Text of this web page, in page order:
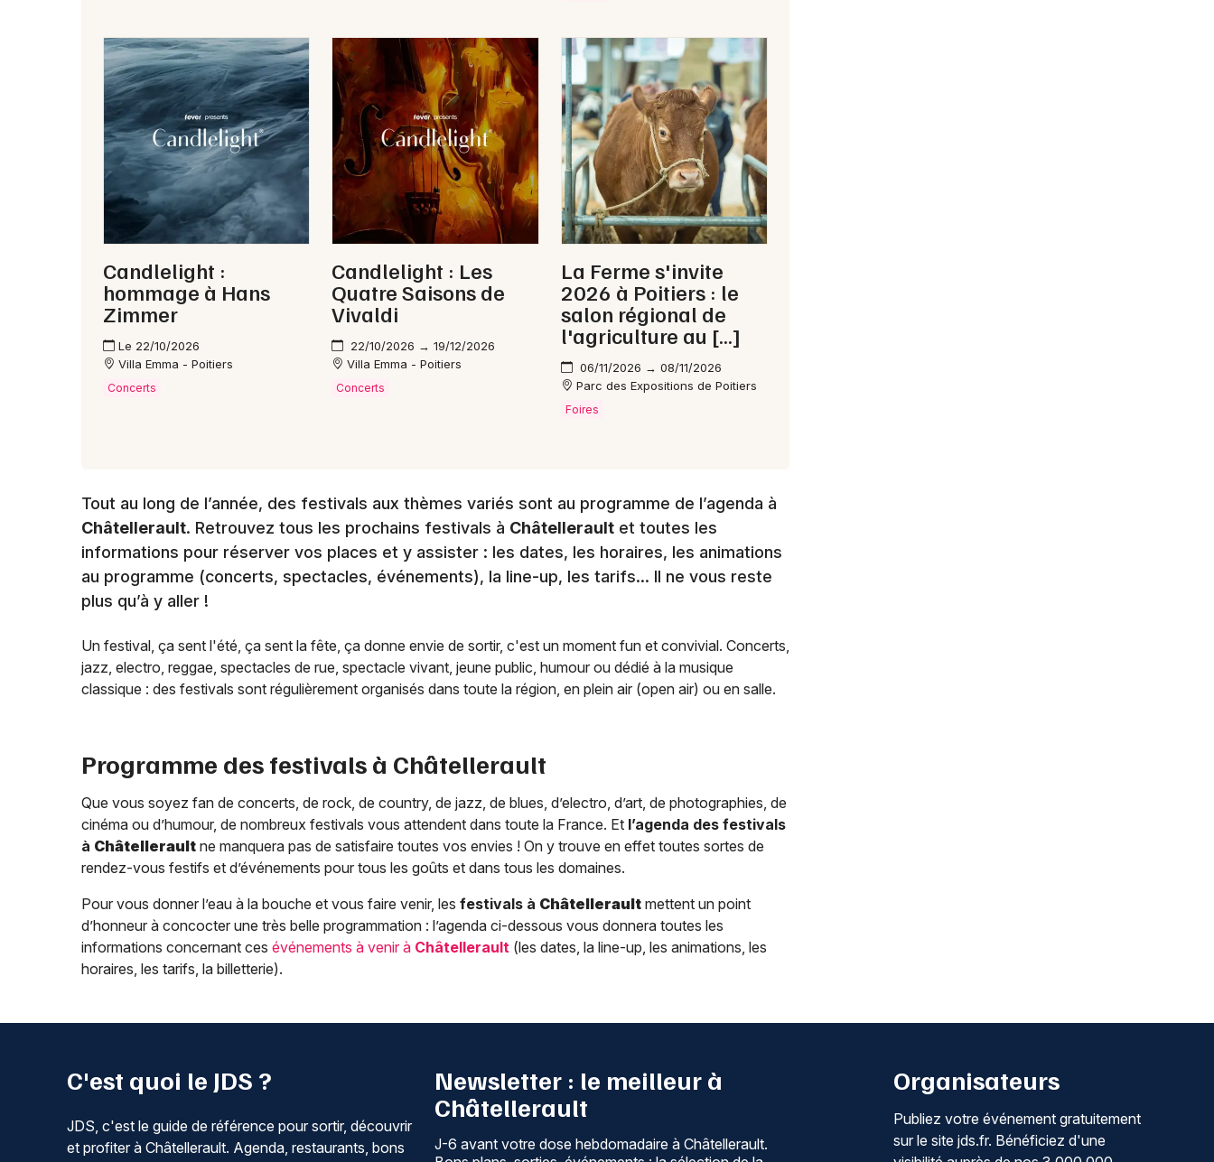
Candlelight :
hommage à Hans
Zimmer
Le 22/10/2026
Villa Emma - Poitiers
Concerts
Candlelight : Les
Quatre Saisons de
Vivaldi
22/10/2026 → 19/12/2026
Villa Emma - Poitiers
Concerts
La Ferme s'invite
2026 à Poitiers : le
salon régional de
l'agriculture au […]
06/11/2026 → 08/11/2026
Parc des Expositions de Poitiers
Foires
Tout au long de l’année, des festivals aux thèmes variés sont au programme de l’agenda à
Châtellerault. Retrouvez tous les prochains festivals à Châtellerault et toutes les
informations pour réserver vos places et y assister : les dates, les horaires, les animations
au programme (concerts, spectacles, événements), la line-up, les tarifs… Il ne vous reste
plus qu’à y aller !
Un festival, ça sent l'été, ça sent la fête, ça donne envie de sortir, c'est un moment fun et convivial. Concerts,
jazz, electro, reggae, spectacles de rue, spectacle vivant, jeune public, humour ou dédié à la musique
classique : des festivals sont régulièrement organisés dans toute la région, en plein air (open air) ou en salle.
Programme des festivals à Châtellerault
Que vous soyez fan de concerts, de rock, de country, de jazz, de blues, d’electro, d’art, de photographies, de
cinéma ou d’humour, de nombreux festivals vous attendent dans toute la France. Et l’agenda des festivals
à Châtellerault ne manquera pas de satisfaire toutes vos envies ! On y trouve en effet toutes sortes de
rendez-vous festifs et d’événements pour tous les goûts et dans tous les domaines.
Pour vous donner l’eau à la bouche et vous faire venir, les festivals à Châtellerault mettent un point
d’honneur à concocter une très belle programmation : l’agenda ci-dessous vous donnera toutes les
informations concernant ces événements à venir à Châtellerault (les dates, la line-up, les animations, les
horaires, les tarifs, la billetterie).
C'est quoi le JDS ?
JDS, c'est le guide de référence pour sortir, découvrir
et profiter à Châtellerault. Agenda, restaurants, bons
Newsletter : le meilleur à
Châtellerault
J-6 avant votre dose hebdomadaire à Châtellerault.
Organisateurs
Publiez votre événement gratuitement
sur le site jds.fr. Bénéficiez d'une